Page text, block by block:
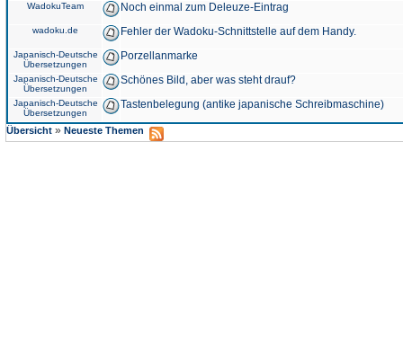
WadokuTeam Noch einmal zum Deleuze-Eintrag
wadoku.de Fehler der Wadoku-Schnittstelle auf dem Handy.
Japanisch-Deutsche
Übersetzungen
Porzellanmarke
Japanisch-Deutsche
Übersetzungen
Schönes Bild, aber was steht drauf?
Japanisch-Deutsche
Übersetzungen
Tastenbelegung (antike japanische Schreibmaschine)
Übersicht » Neueste Themen